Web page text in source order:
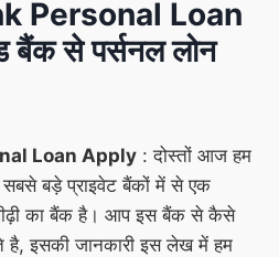
Personal Loan
से पर्सनल लोन
Loan Apply: दोस्तों आज हम
बड़े प्राइवेट बैंकों में से एक
का बैंक है। आप इस बैंक से कैसे
है, इसकी जानकारी इस लेख में हम